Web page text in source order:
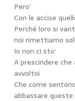
Pero’
Con le accise
Perché loro si
noi rimettiamo
Io non ci sto’
A prescindere
avvoltoi
Che come
abbassare